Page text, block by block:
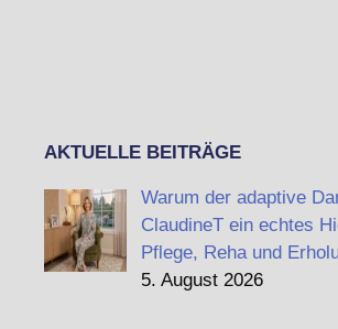
AKTUELLE BEITRÄGE
Warum der adaptive
ClaudineT ein echtes
Pflege, Reha und
5. August 2026